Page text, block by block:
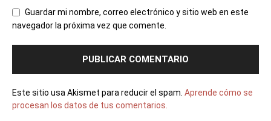
Guardar mi nombre, correo electrónico y sitio web en este
navegador la próxima vez que comente.
Este sitio usa Akismet para reducir el spam. Aprende cómo se
procesan los datos de tus comentarios.